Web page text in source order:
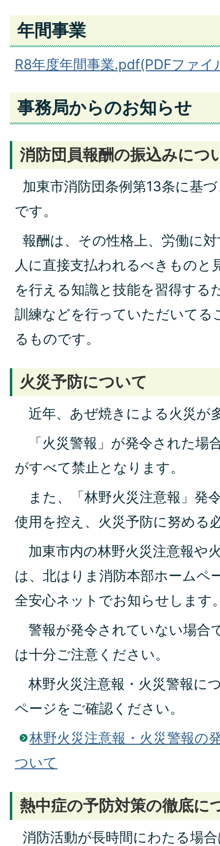
年間事業
R8年度年間事業.pdf(PDFファイ
事務局からのお知らせ
消防団員報酬の振込みにつ
加東市消防団条例第13条に基
です。
報酬は、その性格上、労働に
人に直接支払われるべきものと
を行える知識と技能を習得する
訓練などを行っていただいてる
るものです。
火災予防について
近年、あぜ焼きによる火災が
「火災警報」が発令された場
がすべて禁止となります。
また、「林野火災注意報」発
使用を控え、火災予防に努める
加東市内の林野火災注意報や
は、北はりま消防本部ホームペ
全安心ネットでお知らせします
警報が発令されていない場合
は十分ご注意ください。
林野火災注意報・火災警報に
ページをご確認ください。
林野火災注意報・火災警報の
ついて
熱中症の予防対策の徹底に
消防活動が長時間にわたる場